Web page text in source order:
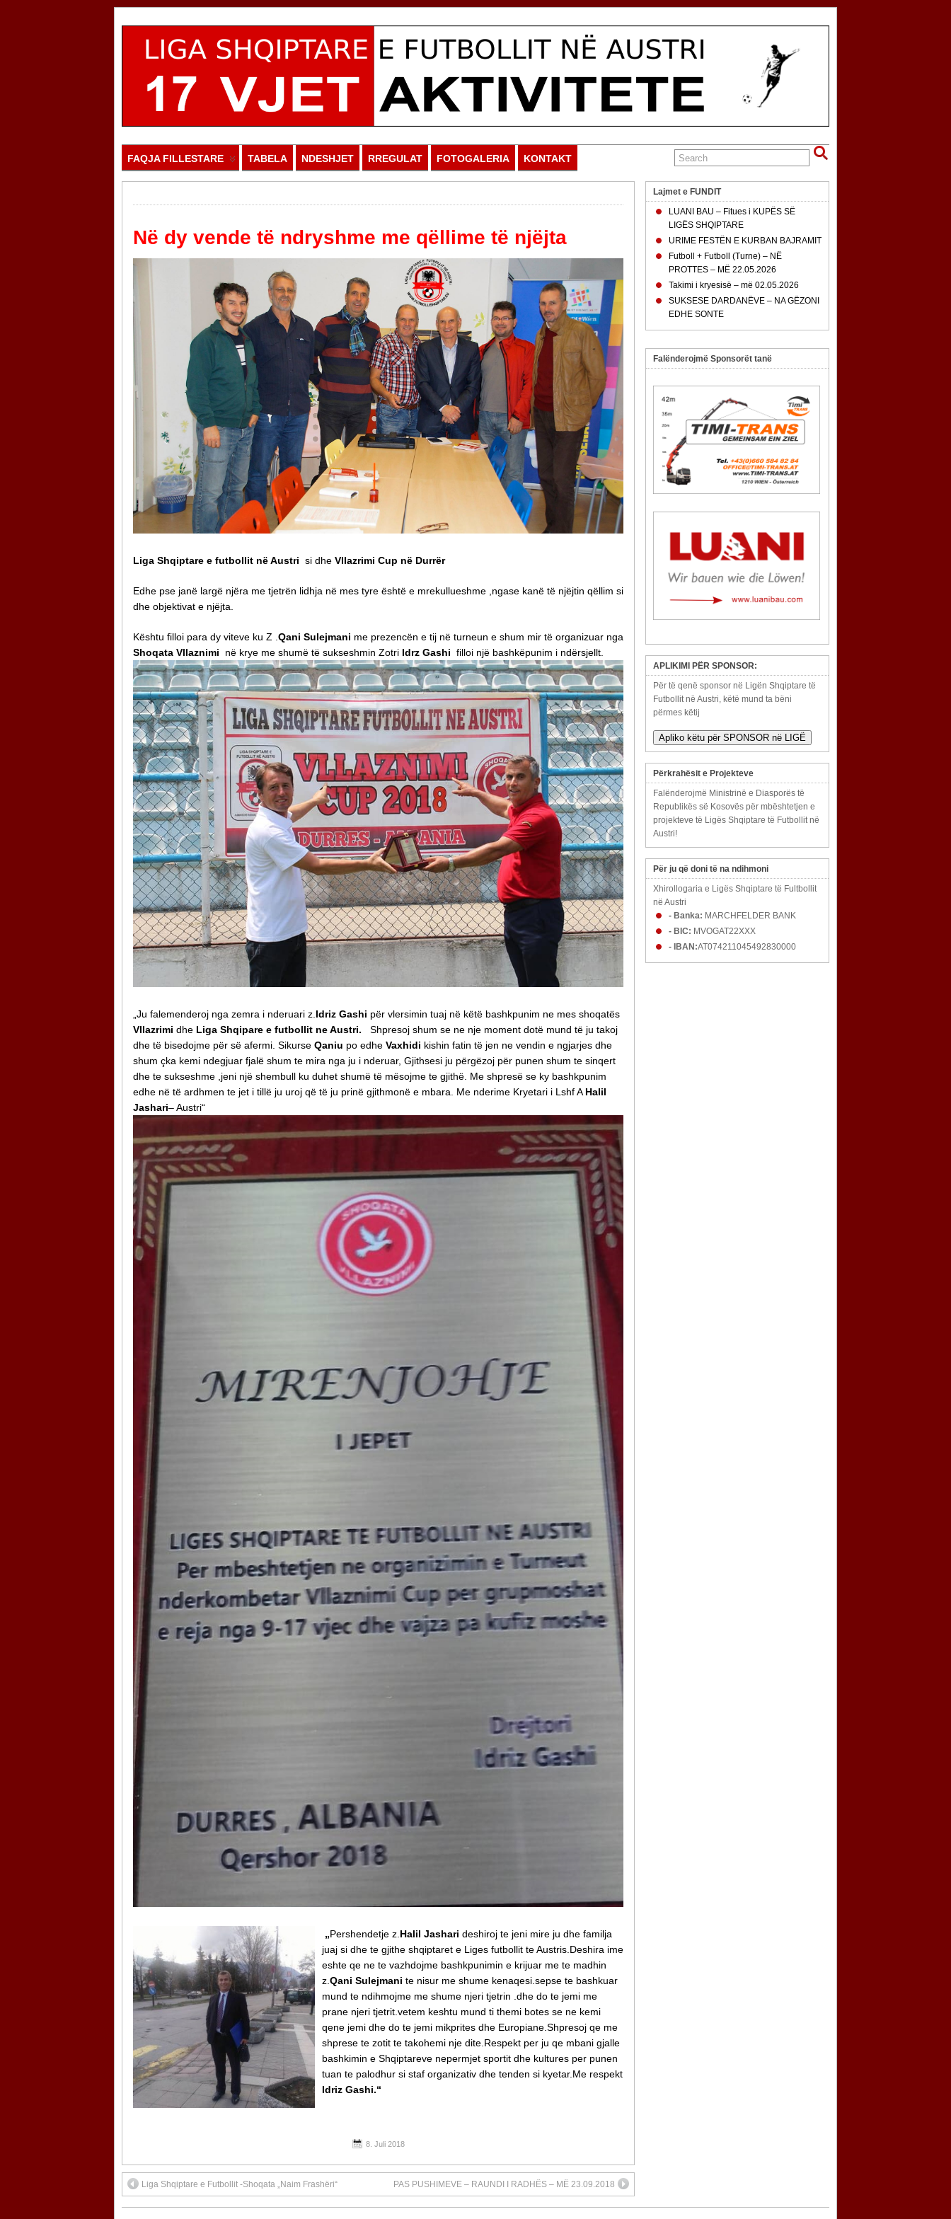
FAQJA FILLESTARE TABELA NDESHJET RREGULAT FOTOGALERIA KONTAKT
Në dy vende të ndryshme me qëllime të njëjta
Liga Shqiptare e futbollit në Austri si dhe Vllazrimi Cup në Durrër
Edhe pse janë largë njëra me tjetrën lidhja në mes tyre është e mrekullueshme ,ngase kanë të njëjtin qëllim si
dhe objektivat e njëjta.
Kështu filloi para dy viteve ku Z . Qani Sulejmani me prezencën e tij në turneun e shum mir të organizuar nga
Shoqata Vllaznimi
në krye me shumë të sukseshmin Zotri Idrz Gashi filloi një bashkëpunim i ndërsjellt.
„Ju falemenderoj nga zemra i nderuari z. Idriz Gashi për vlersimin tuaj në këtë bashkpunim ne mes shoqatës
Vllazrimi dhe Liga Shqipare e futbollit ne Austri. Shpresoj shum se ne nje moment dotë mund të ju takoj
dhe të bisedojme për së afermi. Sikurse Qaniu po edhe Vaxhidi kishin fatin të jen ne vendin e ngjarjes dhe
shum çka kemi ndegjuar fjalë shum te mira nga ju i nderuar, Gjithsesi ju përgëzoj për punen shum te sinqert
dhe te sukseshme ,jeni një shembull ku duhet shumë të mësojme te gjithë. Me shpresë se ky bashkpunim
edhe në të ardhmen te jet i tillë ju uroj që të ju prinë gjithmonë e mbara. Me nderime Kryetari i Lshf A Halil
Jashari– Austri“
„Pershendetje z. Halil Jashari deshiroj te jeni mire ju dhe familja
juaj si dhe te gjithe shqiptaret e Liges futbollit te Austris.Deshira ime
eshte qe ne te vazhdojme bashkpunimin e krijuar me te madhin
z. Qani Sulejmani te nisur me shume kenaqesi.sepse te bashkuar
mund te ndihmojme me shume njeri tjetrin .dhe do te jemi me
prane njeri tjetrit.vetem keshtu mund ti themi botes se ne kemi
qene jemi dhe do te jemi mikprites dhe Europiane.Shpresoj qe me
shprese te zotit te takohemi nje dite.Respekt per ju qe mbani gjalle
bashkimin e Shqiptareve nepermjet sportit dhe kultures per punen
tuan te palodhur si staf organizativ dhe tenden si kyetar.Me respekt
Idriz Gashi.“
8. Juli 2018
Liga Shqiptare e Futbollit -Shoqata „Naim Frashëri“ PAS PUSHIMEVE – RAUNDI I RADHËS – MË 23.09.2018
Lajmet e FUNDIT
LUANI BAU – Fitues i KUPËS SË
LIGËS SHQIPTARE
URIME FESTËN E KURBAN BAJRAMIT
Futboll + Futboll (Turne) – NË
PROTTES – MË 22.05.2026
Takimi i kryesisë – më 02.05.2026
SUKSESE DARDANËVE – NA GËZONI
EDHE SONTE
Falënderojmë Sponsorët tanë
APLIKIMI PËR SPONSOR:
Për të qenë sponsor në Ligën Shqiptare të
Futbollit në Austri, këtë mund ta bëni
përmes këtij
Apliko këtu për SPONSOR në LIGË
Përkrahësit e Projekteve
Falënderojmë Ministrinë e Diasporës të
Republikës së Kosovës për mbështetjen e
projekteve të Ligës Shqiptare të Futbollit në
Austri!
Për ju që doni të na ndihmoni
Xhirollogaria e Ligës Shqiptare të Fultbollit
në Austri
- Banka: MARCHFELDER BANK
- BIC: MVOGAT22XXX
- IBAN:AT074211045492830000